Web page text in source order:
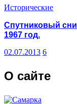
Исторические
Спутниковый
1967 год.
02.07.2013 6
О сайте